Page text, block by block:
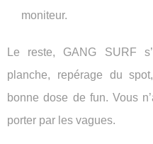
moniteur.
Le reste, GANG SURF
planche, repérage du
bonne dose de fun. Vous
porter par les vagues.